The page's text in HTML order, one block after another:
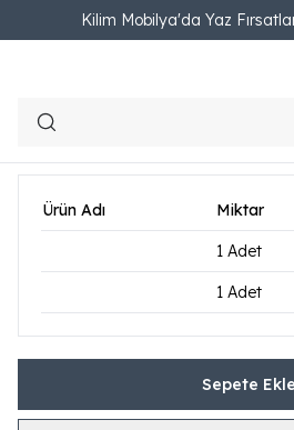
Kilim Mobilya'da Yaz
Ana Sayfa OTURMA ODASI TV
₺ 18,180.00
Ürün Adı Miktar
1 Adet
1 Adet
Sepete Ekle